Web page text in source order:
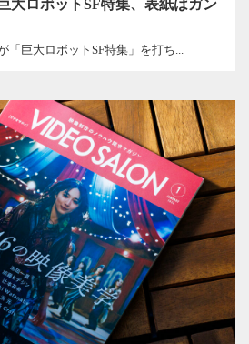
大ロボットSF特集、表紙はガン
「巨大ロボットSF特集」を打ち...